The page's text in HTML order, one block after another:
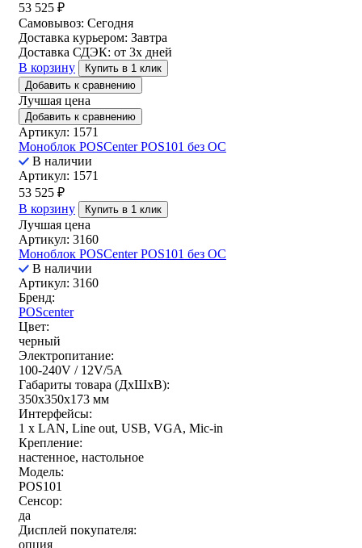
53 525 ₽
Самовывоз: Сегодня
Доставка курьером: Завтра
Доставка СДЭК: от 3х дней
В корзину
Купить в 1 клик
Добавить к сравнению
Лучшая цена
Добавить к сравнению
Артикул: 1571
Моноблок POSCenter POS101 без ОС
В наличии
Артикул: 1571
53 525 ₽
В корзину
Купить в 1 клик
Лучшая цена
Артикул: 3160
Моноблок POSCenter POS101 без ОС
В наличии
Артикул: 3160
Бренд:
POScenter
Цвет:
черный
Электропитание:
100-240V / 12V/5A
Габариты товара (ДxШxВ):
350х350х173 мм
Интерфейсы:
1 x LAN, Line out, USB, VGA, Mic-in
Крепление:
настенное, настольное
Модель:
POS101
Сенсор:
да
Дисплей покупателя:
опция